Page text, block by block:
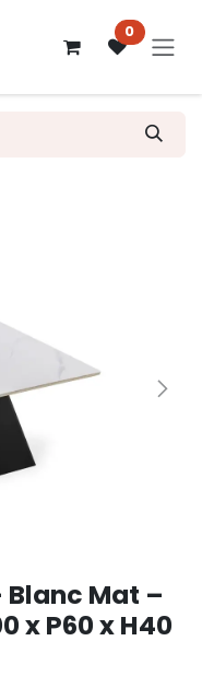
0
Blanc Mat –
x P60 x H40